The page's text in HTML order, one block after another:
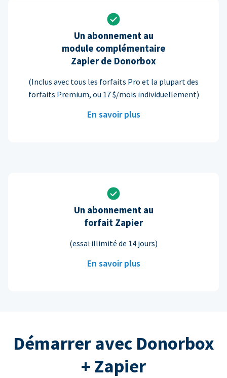
Un abonnement au
module complémentaire
Zapier de Donorbox
(Inclus avec tous les forfaits Pro et la plupart des
forfaits Premium, ou 17 $/mois individuellement)
En savoir plus
Un abonnement au
forfait Zapier
(essai illimité de 14 jours)
En savoir plus
Démarrer avec Donorbox
+ Zapier